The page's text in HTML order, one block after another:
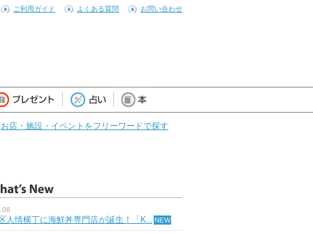
ご利用ガイド よくある質問 お問い合わせ
お店・施設・イベントをフリーワードで探す
人情横丁に海鮮丼専門店が誕生！「K...